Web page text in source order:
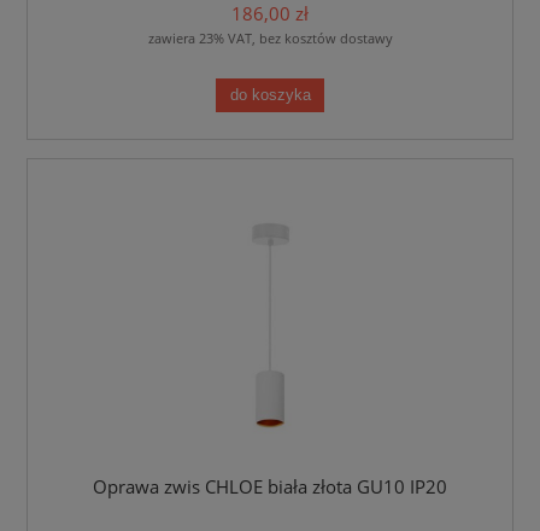
186,00 zł
zawiera 23% VAT, bez kosztów dostawy
do koszyka
Oprawa zwis CHLOE biała złota GU10 IP20